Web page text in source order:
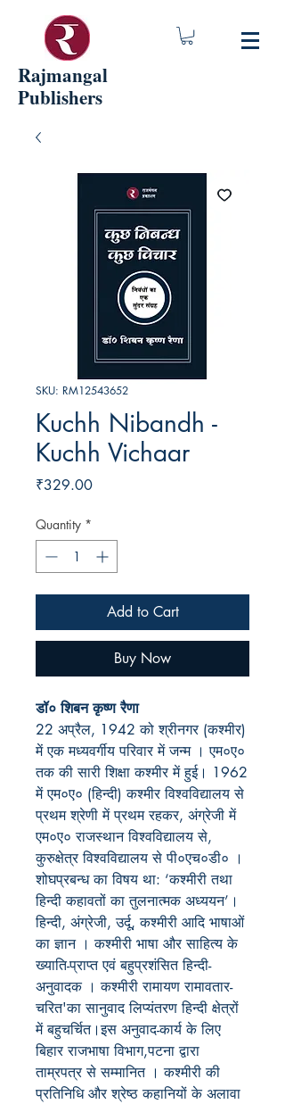
Rajmangal
Publishers
SKU: RM12543652
Kuchh Nibandh -
Kuchh Vichaar
₹329.00Price
Quantity *
Add to Cart
Buy Now
डॉ० शिबन कृष्ण रैणा
22 अप्रैल, 1942को श्रीनगर (कश्मीर)
में एक मध्यवर्गीय परिवार में जन्म । एम०ए०
तक की सारी शिक्षा कश्मीर में हुई। 1962
में एम०ए० (हिन्दी) कश्मीर विश्वविद्यालय से
प्रथम श्रेणी में प्रथम रहकर, अंग्रेजी में
एम०ए० राजस्थान विश्वविद्यालय से,
कुरुक्षेत्र विश्वविद्यालय से पी०एच०डी० ।
शोघप्रबन्ध का विषय था: ‘कश्मीरी तथा
हिन्दी कहावतों का तुलनात्मक अध्ययन’ ।
हिन्दी, अंग्रेजी,उर्दू,कश्मीरी आदि भाषाओं
का ज्ञान । कश्मीरी भाषा और साहित्य के
ख्याति-प्राप्त एवं बहुप्रशंसित हिन्दी-
अनुवादक । कश्मीरी रामायण रामावतार-
चरित'का सानुवाद लिप्यंतरण हिन्दी क्षेत्रों
में बहुचर्चित।इस अनुवाद-कार्य के लिए
बिहार राजभाषा विभाग,पटना द्वारा
ताम्रपत्र से सम्मानित । कश्मीरी की
प्रतिनिधि और श्रेष्ठ कहानियों के अलावा